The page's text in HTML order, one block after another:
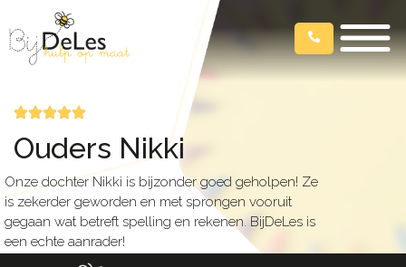
Ouders Nikki
Onze dochter Nikki is bijzonder goed geholpen! Ze
is zekerder geworden en met sprongen vooruit
gegaan wat betreft spelling en rekenen. BijDeLes is
een echte aanrader!